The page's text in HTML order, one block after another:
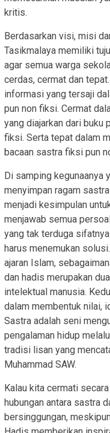
kritis.
Berdasarkan visi, misi
Tasikmalaya memiliki
agar semua warga
cerdas, cermat dan
informasi yang tersaji
pun non fiksi. Cermat
yang diajarkan dari buku
fiksi. Serta tepat dalam
bacaan sastra fiksi pun
Di samping kegunaanya
menyimpan ragam
menjadi kesimpulan
menjawab semua
yang tak terduga
harus menemukan
ajaran Islam,
dan hadis merupakan
intelektual manusia.
dalam membentuk nilai,
Sastra adalah seni
pengalaman hidup
tradisi lisan yang
Muhammad SAW.
Kalau kita cermati
hubungan antara sastra
bersinggungan,